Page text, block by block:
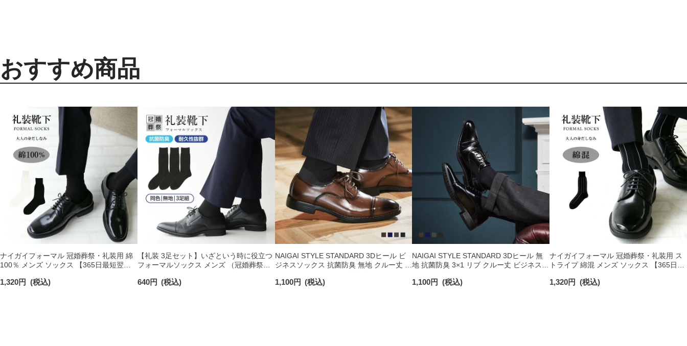
おすすめ商品
ナイガイフォーマル 冠婚葬祭・礼装用 綿
100％ メンズ ソックス 【365日最短翌日
1,320円 (税込)
【礼装 3足セット】いざという時に役立つ
フォーマルソックス メンズ （冠婚葬祭・
クルー丈 【365日最短翌日発送】
640円 (税込)
NAIGAI STYLE STANDARD 3Dヒール ビ
ジネスソックス 抗菌防臭 無地 クルー丈 メ
1,100円 (税込)
NAIGAI STYLE STANDARD 3Dヒール 無
地 抗菌防臭 3×1 リブ クルー丈 ビジネス
1,100円 (税込)
ナイガイフォーマル 冠婚葬祭・礼装用 ス
トライプ 綿混 メンズ ソックス 【365日最
1,320円 (税込)